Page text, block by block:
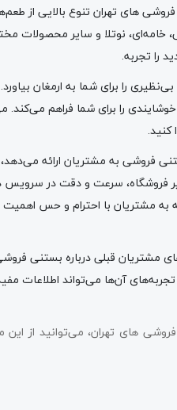
های تهران تنوع بالایی از
خامه‌ای، نوتلا و سایر محصولات
را تجربه.
را برای شما به ارمغان
را برای شما فراهم می‌کند.
کنید.
فروشی به مشتریان ارائه
فروشگاه، سرعت و دقت در
به مشتریان با احترام و حس
مشتریان قبلی درباره بستنی
آن‌ها می‌تواند اطلاعات
های تهران، می‌توانید از این